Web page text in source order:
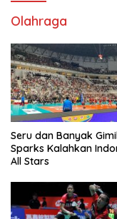
Olahraga
Seru dan Banyak
Sparks Kalahkan
All Stars